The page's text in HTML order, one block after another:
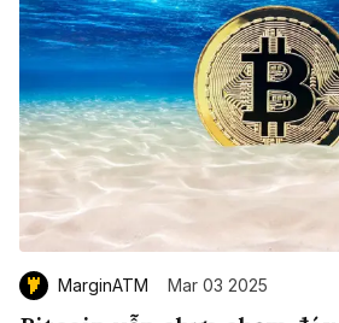
MarginATM Mar 03 2025